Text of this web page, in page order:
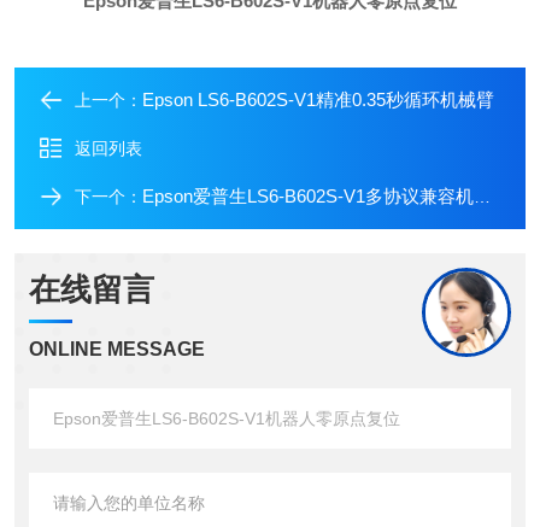
上一个： Epson LS6-B602S-V1精准0.35秒循环机械臂
返回列表
下一个： Epson爱普生LS6-B602S-V1多协议兼容机械臂
在线留言
ONLINE MESSAGE